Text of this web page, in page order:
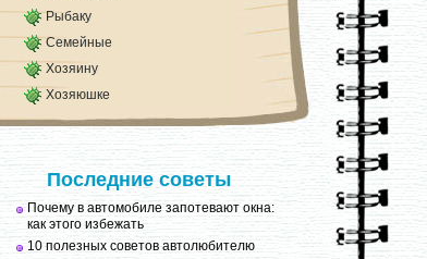
Рыбаку
Семейные
Хозяину
Хозяюшке
Последние советы
Почему в автомобиле запотевают окна:
как этого избежать
10 полезных советов автолюбителю